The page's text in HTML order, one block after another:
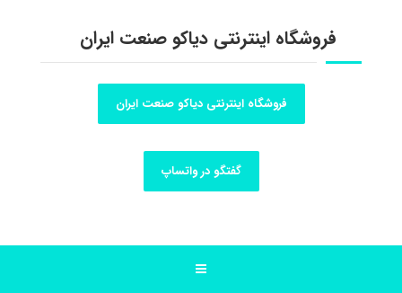
فروشگاه اینترنتی دیاکو صنعت ایران
فروشگاه اینترنتی دیاکو صنعت ایران
گفتگو در واتساپ